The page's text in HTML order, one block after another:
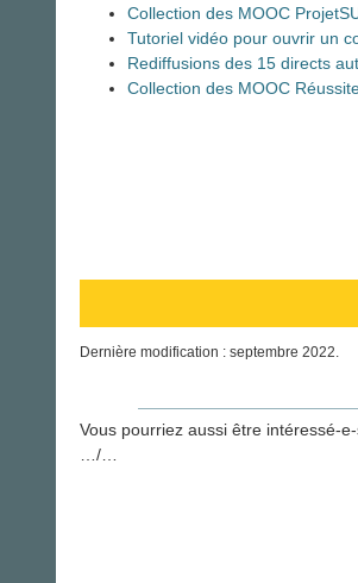
Collection des MOOC
Tutoriel vidéo pour ouvrir un
Rediffusions des 15 directs
Collection des MOOC
Dernière modification : septembre 2022.
Vous pourriez aussi être intéressé-
…/…